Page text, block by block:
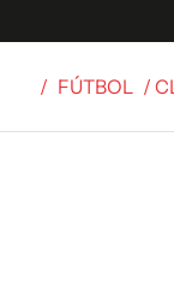
/ FÚTBOL /